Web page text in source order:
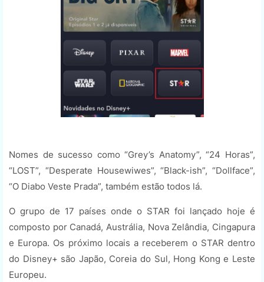
Nomes de sucesso como “Grey’s Anatomy”, “24 Horas”,
“LOST”, “Desperate Housewiwes”, “Black-ish”, “Dollface”,
“O Diabo Veste Prada”, também estão todos lá.
O grupo de 17 países onde o STAR foi lançado hoje é
composto por Canadá, Austrália, Nova Zelândia, Cingapura
e Europa. Os próximo locais a receberem o STAR dentro
do Disney+ são Japão, Coreia do Sul, Hong Kong e Leste
Europeu.